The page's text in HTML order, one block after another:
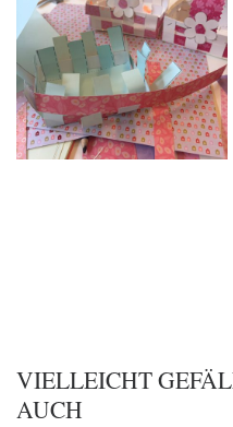
VIELLEICHT
AUCH